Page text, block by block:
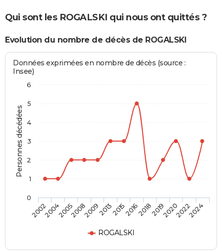
Qui sont les ROGALSKI qui nous ont quittés ?
Evolution du nombre de décès de ROGALSKI
Personnes décédées
Données exprimées en nombre de décès (source :
Insee)
ROGALSKI
2002200420052008200920132015201620182019202020222024
0
1
2
3
4
5
6